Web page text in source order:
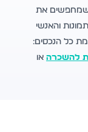
את
והאנשי
כל הנכסים:
להשכרה או